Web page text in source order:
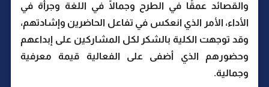
والقصائد عمقًا في الطرح وجمالًا في اللغة وجرأة في
الأداء، الأمر الذي انعكس في تفاعل الحاضرين وإشادتهم،
وقد توجهت الكلية بالشكر لكل المشاركين على إبداعهم
وحضورهم الذي أضفى على الفعالية قيمة معرفية
وجمالية.